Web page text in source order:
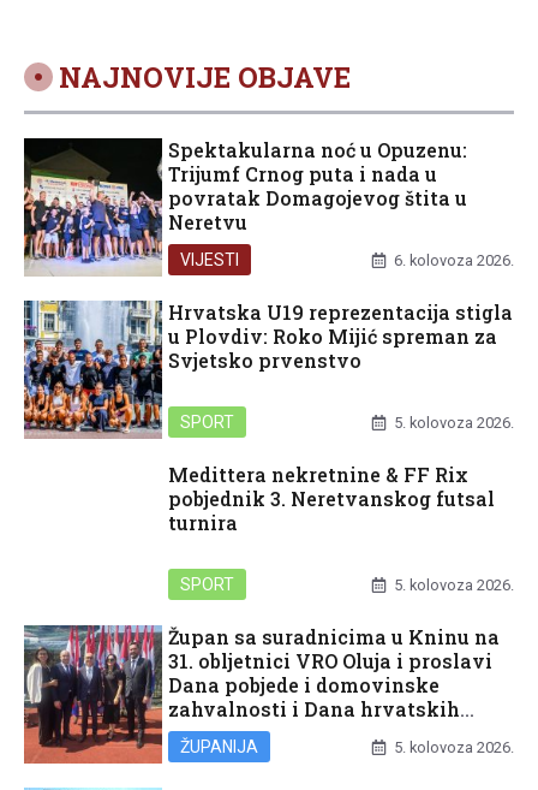
NAJNOVIJE OBJAVE
Spektakularna noć u Opuzenu:
Trijumf Crnog puta i nada u
povratak Domagojevog štita u
Neretvu
VIJESTI 6. kolovoza 2026.
Hrvatska U19 reprezentacija stigla
u Plovdiv: Roko Mijić spreman za
Svjetsko prvenstvo
SPORT 5. kolovoza 2026.
Medittera nekretnine & FF Rix
pobjednik 3. Neretvanskog futsal
turnira
SPORT 5. kolovoza 2026.
Župan sa suradnicima u Kninu na
31. obljetnici VRO Oluja i proslavi
Dana pobjede i domovinske
zahvalnosti i Dana hrvatskih
branitelja
ŽUPANIJA 5. kolovoza 2026.